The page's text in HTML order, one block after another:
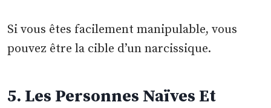
Si vous êtes facilement manipulable, vous
pouvez être la cible d’un narcissique.
5. Les Personnes Naïves Et